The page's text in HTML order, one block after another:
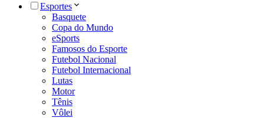
Esportes
Basquete
Copa do Mundo
eSports
Famosos do Esporte
Futebol Nacional
Futebol Internacional
Lutas
Motor
Tênis
Vôlei